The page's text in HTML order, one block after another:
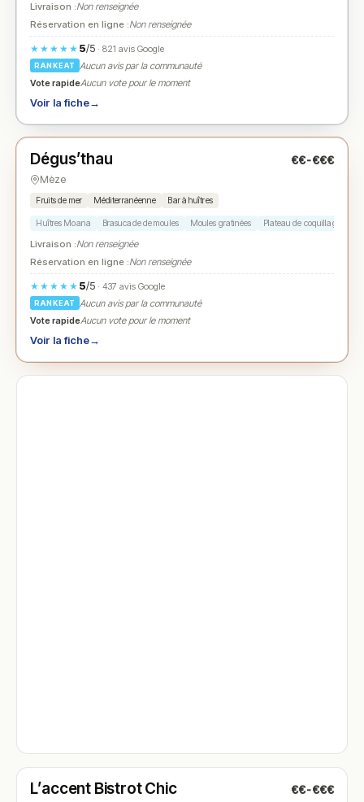
Livraison :Non renseignée
Réservation en ligne :Non renseignée
★★★★★ 5/5· 821 avis Google
RANKEAT
Aucun avis par la communauté
Vote rapideAucun vote pour le moment
Voir la fiche→
★ N° 3
Dégus’thau €€-€€€
Mèze
Fruits de mer Méditerranéenne Bar à huîtres
Huîtres Moana Brasucade de moules Moules gratinées Plateau de coquillages
Livraison :Non renseignée
Réservation en ligne :Non renseignée
★★★★★ 5/5· 437 avis Google
RANKEAT
Aucun avis par la communauté
Vote rapideAucun vote pour le moment
Voir la fiche→
N° 4
L’accent Bistrot Chic €€-€€€